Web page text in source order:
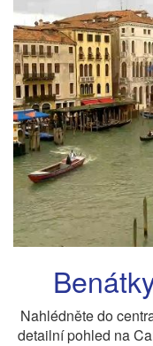
Nahlédněte do
detailní pohled na